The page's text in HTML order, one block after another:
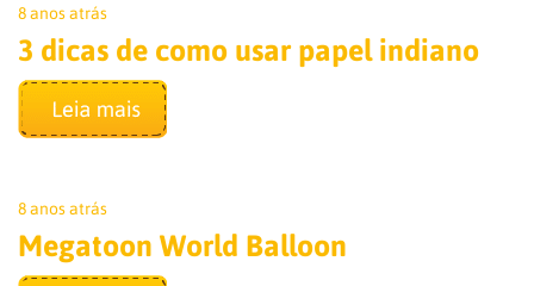
8 anos atrás
3 dicas de como usar papel indiano
8 anos atrás
Megatoon World Balloon